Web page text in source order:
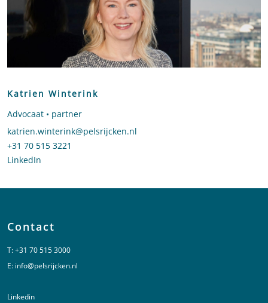
Katrien Winterink
Advocaat • partner
Stuur een e-mail naar Katrien Winterink
katrien.winterink@pelsrijcken.nl
Bel naar Katrien Winterink
+31 70 515 3221
LinkedIn
Contact
T:+31 70 515 3000
E: info@pelsrijcken.nl
Linkedin